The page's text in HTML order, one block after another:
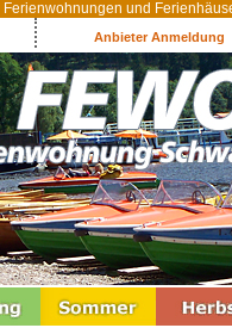
Ferienwohnungen und
Anbieter Anmeldung